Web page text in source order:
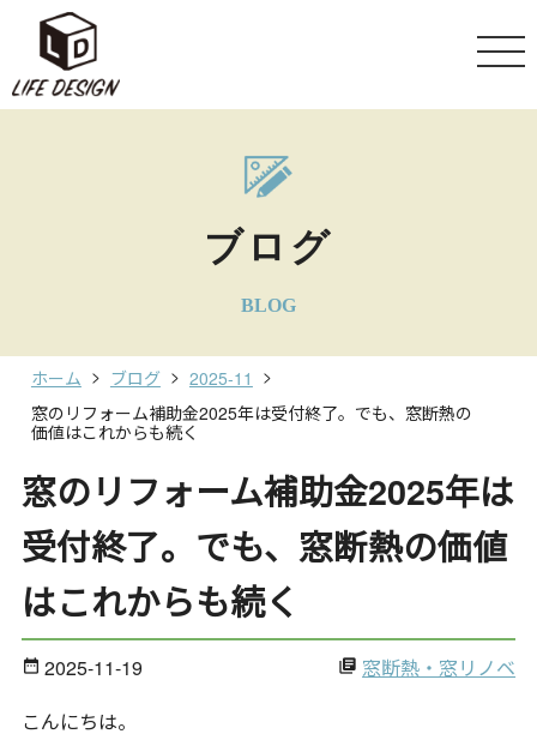
ブログ
BLOG
ホーム ブログ
2025-11
窓のリフォーム補助金2025年は受付終了。でも、窓断熱の
価値はこれからも続く
窓のリフォーム補助金2025年は
受付終了。でも、窓断熱の価値
はこれからも続く
date_range 2025-11-19 library_books 窓断熱・窓リノベ
こんにちは。